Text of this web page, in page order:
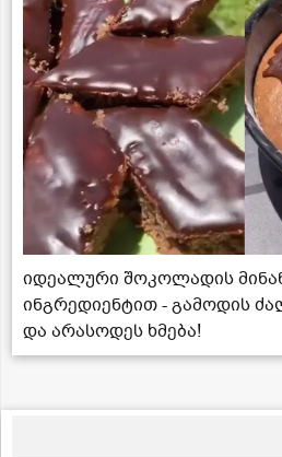
იდეალური შოკოლადის
ინგრედიენტით - გამოდის
და არასოდეს ხმება!